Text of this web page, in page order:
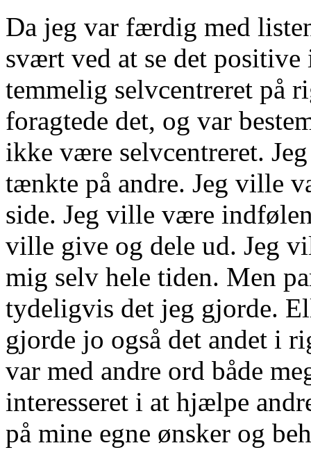
Da jeg var færdig med
svært ved at se det
temmelig selvcentreret på
foragtede det, og var
ikke være selvcentreret.
tænkte på andre. Jeg ville
side. Jeg ville være
ville give og dele ud. Jeg
mig selv hele tiden. Men
tydeligvis det jeg gjorde.
gjorde jo også det andet i
var med andre ord både
interesseret i at hjælpe
på mine egne ønsker og